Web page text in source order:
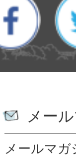
メー
メールマ